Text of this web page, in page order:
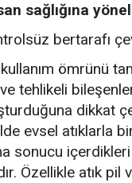
sağlığına
bertarafı
ömrünü
tehlikeli
dikkat
evsel atıklarla
sonucu
Özellikle atık pil